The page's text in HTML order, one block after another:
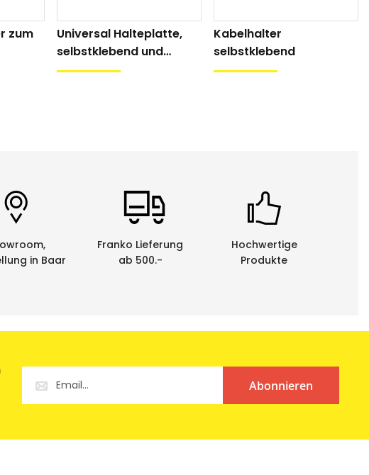
zum
Universal Halteplatte,
selbstklebend und
schraubbar
Kabelhalter
selbstklebend
in Baar
Franko Lieferung
ab 500.-
Hochwertige
Produkte
Abonnieren